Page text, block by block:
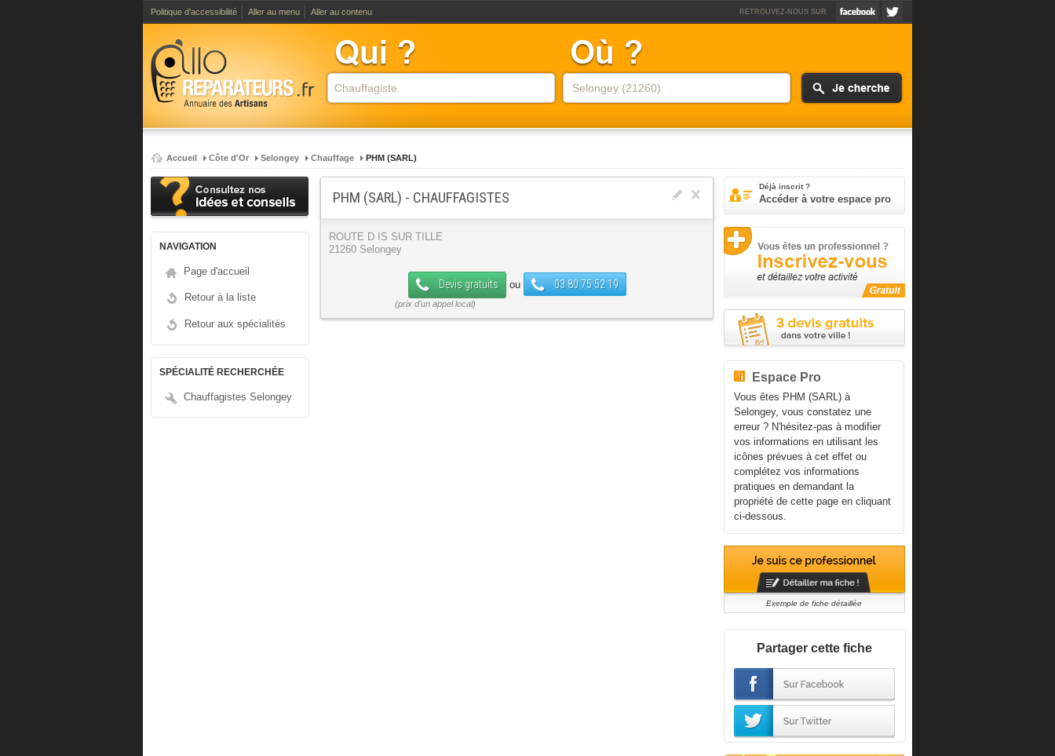
Politique d'accessibilité Aller au menu Aller au contenu RETROUVEZ-NOUS SUR
Accueil Côte d'Or Selongey Chauffage PHM (SARL)
NAVIGATION
Page d'accueil
Retour à la liste
Retour aux spécialités
SPÉCIALITÉ RECHERCHÉE
Chauffagistes Selongey
PHM (SARL) - CHAUFFAGISTES
ROUTE D IS SUR TILLE
21260 Selongey
Devis gratuits ou 03 80 75 52 19
Déjà inscrit ?
Accéder à votre espace pro
Espace Pro
Vous êtes PHM (SARL) à
Selongey, vous constatez une
erreur ? N'hésitez-pas à modifier
vos informations en utilisant les
icônes prévues à cet effet ou
complétez vos informations
pratiques en demandant la
propriété de cette page en cliquant
ci-dessous.
Exemple de fiche détaillée
Partager cette fiche